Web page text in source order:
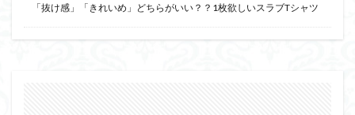
「抜け感」「きれいめ」どちらがいい？？1枚欲しいスラブTシャツ